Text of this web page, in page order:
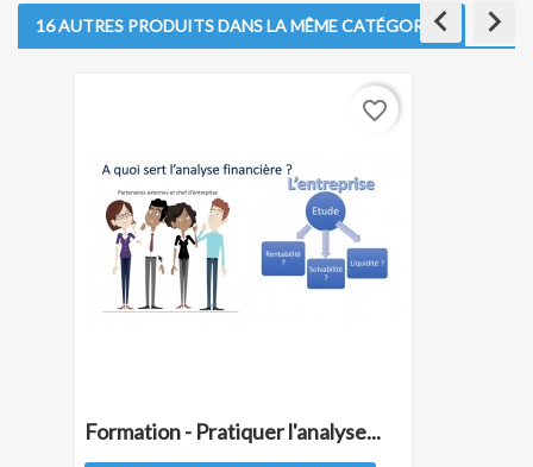
16 AUTRES PRODUITS DANS LA MÊME CATÉGORIE :
keyboard_arrow_left
Formation - Pratiquer l'analyse...
favorite_border
keyboard_arrow_right